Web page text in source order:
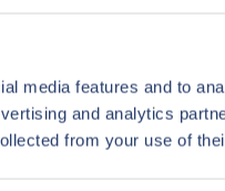
media features and to
and analytics
from your use of